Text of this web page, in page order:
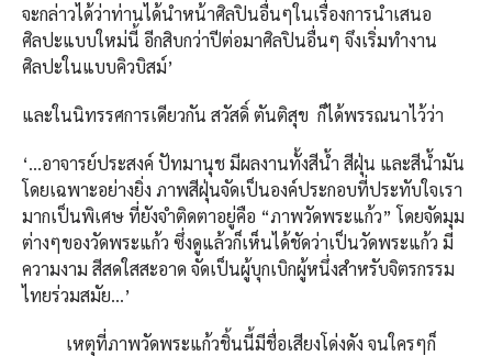
จะกล่าวได้ว่าท่านได้นำหน้าศิลปินอื่นๆในเรื่องการนำเสนอ
ศิลปะแบบใหม่นี้ อีกสิบกว่าปีต่อมาศิลปินอื่นๆ จึงเริ่มทำงาน
ศิลปะในแบบคิวบิสม์’
และในนิทรรศการเดียวกัน สวัสดิ์ ตันติสุข ก็ได้พรรณนาไว้ว่า
‘…อาจารย์ประสงค์ ปัทมานุช มีผลงานทั้งสีน้ำ สีฝุ่น และสีน้ำมัน
โดยเฉพาะอย่างยิ่ง ภาพสีฝุ่นจัดเป็นองค์ประกอบที่ประทับใจเรา
มากเป็นพิเศษ ที่ยังจำติดตาอยู่คือ “ภาพวัดพระแก้ว” โดยจัดมุม
ต่างๆของวัดพระแก้ว ซึ่งดูแล้วก็เห็นได้ชัดว่าเป็นวัดพระแก้ว มี
ความงาม สีสดใสสะอาด จัดเป็นผู้บุกเบิกผู้หนึ่งสำหรับจิตรกรรม
ไทยร่วมสมัย…’
เหตุที่ภาพวัดพระแก้วชิ้นนี้มีชื่อเสียงโด่งดัง จนใครๆก็